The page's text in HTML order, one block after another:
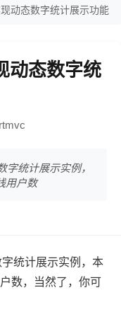
动态数字统计展示功能
动态数字统
统计展示实例，
用户数
统计展示实例，本
数，当然了，你可